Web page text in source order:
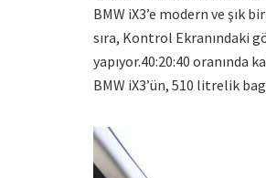
BMW iX3’e modern ve şık
sıra, Kontrol Ekranındaki
yapıyor.40:20:40 oranında
BMW iX3’ün, 510 litrelik